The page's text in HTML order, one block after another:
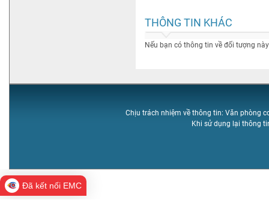
THÔNG TIN KHÁC
Nếu bạn có thông tin về đối tượng
Chịu trách nhiệm về thông tin: Văn phòng
Khi sử dụng lại thông
Đã kết nối EMC